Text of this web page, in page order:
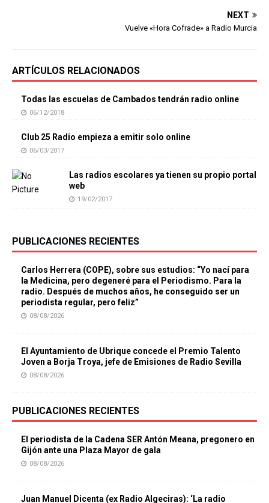
NEXT
Vuelve «Hora Cofrade» a Radio Murcia
ARTÍCULOS RELACIONADOS
Todas las escuelas de Cambados tendrán radio online
06/12/2018
Club 25 Radio empieza a emitir solo online
06/03/2017
Las radios escolares ya tienen su propio portal
web
19/02/2017
PUBLICACIONES RECIENTES
Carlos Herrera (COPE), sobre sus estudios: “Yo nací para
la Medicina, pero degeneré para el Periodismo. Para la
radio. Después de muchos años, he conseguido ser un
periodista regular, pero feliz”
08/08/2026
El Ayuntamiento de Ubrique concede el Premio Talento
Joven a Borja Troya, jefe de Emisiones de Radio Sevilla
08/08/2026
PUBLICACIONES RECIENTES
El periodista de la Cadena SER Antón Meana, pregonero en
Gijón ante una Plaza Mayor de gala
08/08/2026
Juan Manuel Dicenta (ex Radio Algeciras): ‘La radio